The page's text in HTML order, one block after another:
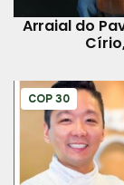
Arraial do
COP 30